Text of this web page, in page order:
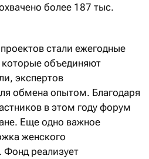
более 187 тыс.
стали ежегодные
объединяют
экспертов
обмена опытом. Благодаря
в этом году форум
Еще одно важное
женского
Фонд реализует